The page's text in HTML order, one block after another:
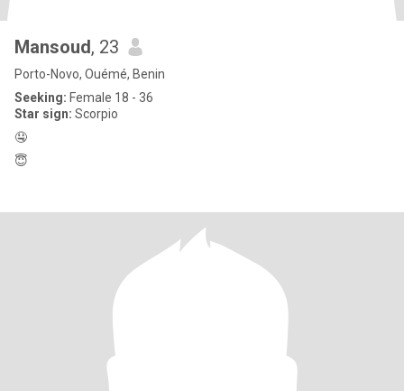
Mansoud, 23
Porto-Novo, Ouémé, Benin
Seeking: Female 18 - 36
Star sign: Scorpio
🤤
😇